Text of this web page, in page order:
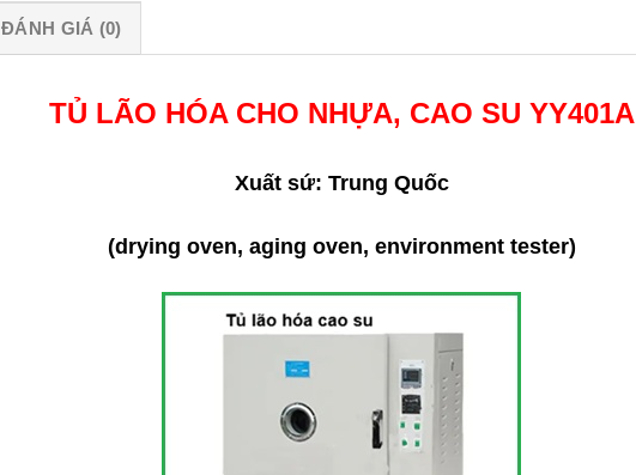
ĐÁNH GIÁ (0)
TỦ LÃO HÓA CHO NHỰA, CAO SU YY401A
Xuất sứ: Trung Quốc
(drying oven, aging oven, environment tester)